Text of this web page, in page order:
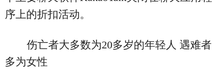
序上的折扣活动。
伤亡者大多数为20多岁的年轻人 遇难者
多为女性